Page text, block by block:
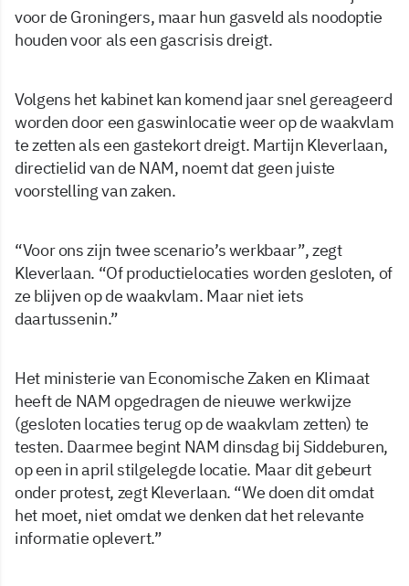
voor de Groningers, maar hun gasveld als noodoptie
houden voor als een gascrisis dreigt.
Volgens het kabinet kan komend jaar snel gereageerd
worden door een gaswinlocatie weer op de waakvlam
te zetten als een gastekort dreigt. Martijn Kleverlaan,
directielid van de NAM, noemt dat geen juiste
voorstelling van zaken.
“Voor ons zijn twee scenario’s werkbaar”, zegt
Kleverlaan. “Of productielocaties worden gesloten, of
ze blijven op de waakvlam. Maar niet iets
daartussenin.”
Het ministerie van Economische Zaken en Klimaat
heeft de NAM opgedragen de nieuwe werkwijze
(gesloten locaties terug op de waakvlam zetten) te
testen. Daarmee begint NAM dinsdag bij Siddeburen,
op een in april stilgelegde locatie. Maar dit gebeurt
onder protest, zegt Kleverlaan. “We doen dit omdat
het moet, niet omdat we denken dat het relevante
informatie oplevert.”